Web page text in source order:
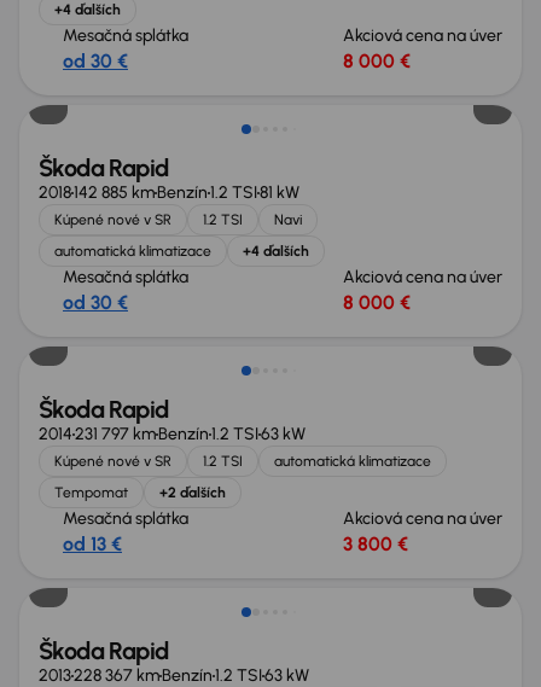
+4 ďalších
Mesačná splátka
od 30 €
Akciová cena na úver
8 000 €
Škoda Rapid
2018142 885 kmBenzín1.2 TSI81 kW
Kúpené nové v SR 1.2 TSI
Navi
automatická klimatizace
+4 ďalších
Mesačná splátka
od 30 €
Akciová cena na úver
8 000 €
Škoda Rapid
2014231 797 kmBenzín1.2 TSI63 kW
Kúpené nové v SR 1.2 TSI
automatická klimatizace
Tempomat
+2 ďalších
Mesačná splátka
od 13 €
Akciová cena na úver
3 800 €
Zlacnené o 500 €
Škoda Rapid
2013228 367 kmBenzín1.2 TSI63 kW